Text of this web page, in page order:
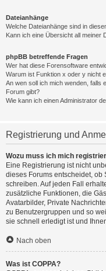
Dateianhänge
Welche Dateianhänge sind in
Kann ich eine Übersicht all meiner
phpBB betreffende Fragen
Wer hat diese Forensoftware
Warum ist Funktion x oder y nicht
An wen soll ich mich wenden, falls
Forum gibt?
Wie kann ich einen Administrator
Registrierung und
Wozu muss ich mich
Eine Registrierung ist nicht
dieses Forums entscheidet, ob
schreiben. Auf jeden Fall
zusätzliche Funktionen, die
Avatarbilder, Private
zu Benutzergruppen und so
sie schnell erledigt ist und
Nach oben
Was ist COPPA?